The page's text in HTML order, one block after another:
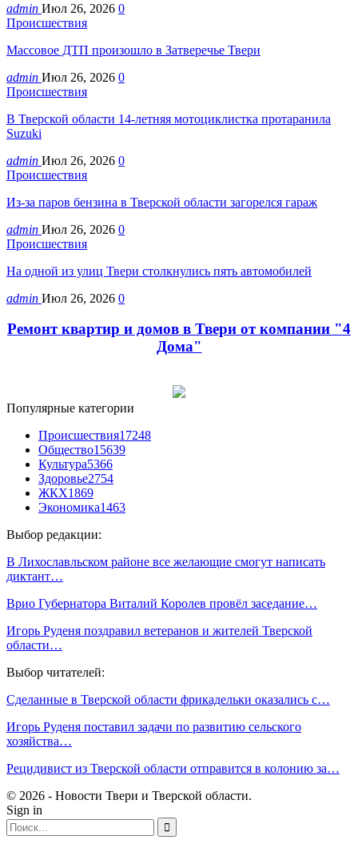
admin Июл 26, 2026 0
Происшествия
Массовое ДТП произошло в Затверечье Твери
admin Июл 26, 2026 0
Происшествия
В Тверской области 14-летняя мотоциклистка протаранила
Suzuki
admin Июл 26, 2026 0
Происшествия
Из-за паров бензина в Тверской области загорелся гараж
admin Июл 26, 2026 0
Происшествия
На одной из улиц Твери столкнулись пять автомобилей
admin Июл 26, 2026 0
Ремонт квартир и домов в Твери от компании "4
Дома"
Популярные категории
Происшествия17248
Общество15639
Культура5366
Здоровье2754
ЖКХ1869
Экономика1463
Выбор редакции:
В Лихославльском районе все желающие смогут написать
диктант…
Врио Губернатора Виталий Королев провёл заседание…
Игорь Руденя поздравил ветеранов и жителей Тверской
области…
Выбор читателей:
Сделанные в Тверской области фрикадельки оказались с…
Игорь Руденя поставил задачи по развитию сельского
хозяйства…
Рецидивист из Тверской области отправится в колонию за…
© 2026 - Новости Твери и Тверской области.
Sign in